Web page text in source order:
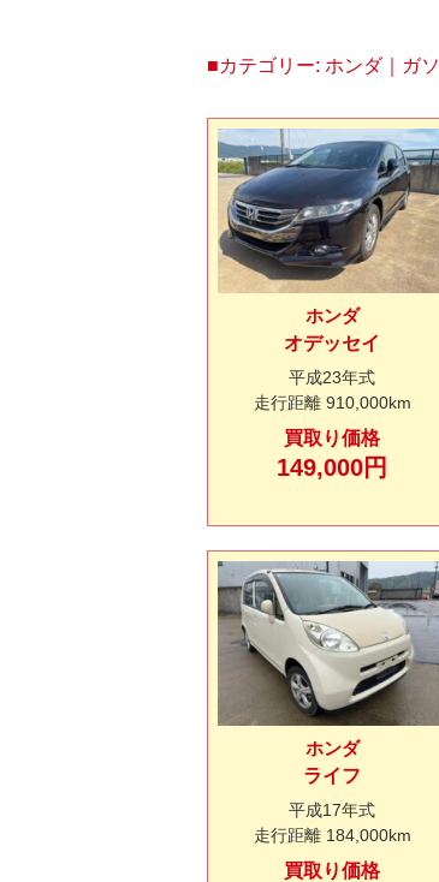
■カテゴリー: ホンダ｜ガ
ホンダ
オデッセイ
平成23年式
走行距離 910,000km
買取り価格
149,000円
ホンダ
ライフ
平成17年式
走行距離 184,000km
買取り価格